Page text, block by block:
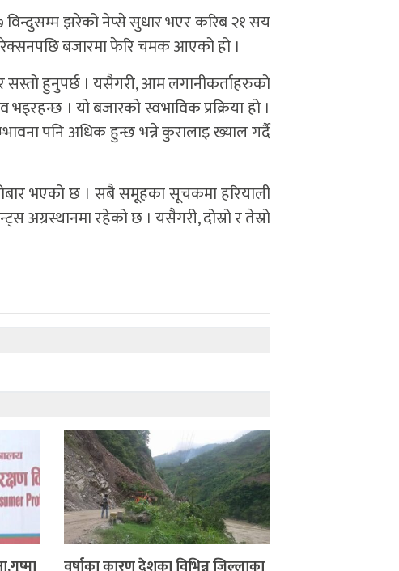
झरेको नेप्से सुधार भएर करिब २१ सय
बजारमा फेरि चमक आएको हो ।
सस्तो हुनुपर्छ । यसैगरी, आम लगानीकर्ताहरुको
। यो बजारको स्वभाविक प्रक्रिया हो ।
पनि अधिक हुन्छ भन्ने कुरालाइ ख्याल गर्दै
भएको छ । सबै समूहका सूचकमा हरियाली
अग्रस्थानमा रहेको छ । यसैगरी, दोस्रो र तेस्रो